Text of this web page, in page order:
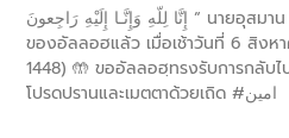
إِنَّا لِلّهِ وَإِنَّـا إِلَيْهِ رَاجِعونَ “ นายอุสมาน ดาโร๊ส ”ได้กลับสู่ความเมตตา
ของอัลลอฮแล้ว เมื่อเช้าวันที่ 6 สิง
1448) 🤲 ขออัลลอฮฺทรงรับการกลับ
โปรดปรานและเมตตาด้วยเถิด #امين